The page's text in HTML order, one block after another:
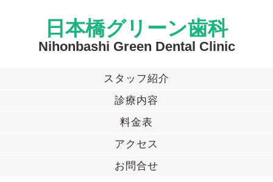
日本橋グリーン歯科
Nihonbashi Green Dental Clinic
スタッフ紹介
診療内容
料金表
アクセス
お問合せ